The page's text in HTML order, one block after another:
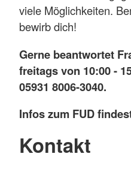
viele Möglichkeiten.
bewirb dich!
Gerne beantwortet
freitags von 10:00 -
05931 8006-3040.
Infos zum FUD
Kontakt